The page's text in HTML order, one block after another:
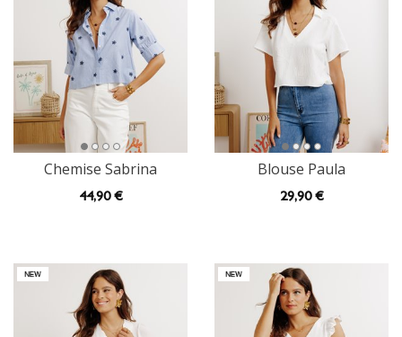
Chemise Sabrina
44,90 €
Blouse Paula
29,90 €